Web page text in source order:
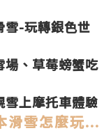
雪-玩轉銀色世
場、草莓螃蟹吃
雪上摩托車體驗
滑雪怎麼玩...